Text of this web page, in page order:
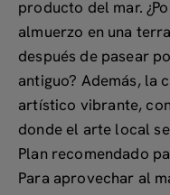
producto del mar.
almuerzo en una
después de pasear
antiguo? Además, la
artístico vibrante,
donde el arte local
Plan recomendado
Para aprovechar al